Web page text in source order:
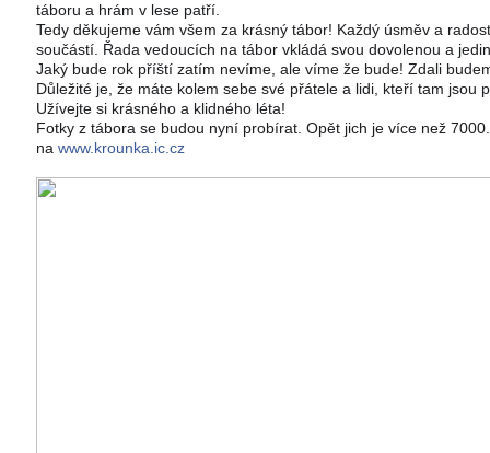
táboru a hrám v lese patří.
Tedy děkujeme vám všem za krásný tábor! Každý úsměv a
součástí. Řada vedoucích na tábor vkládá svou dovolenou a
Jaký bude rok příští zatím nevíme, ale víme že bude! Zdali
Důležité je, že máte kolem sebe své přátele a lidi, kteří tam jsou
Užívejte si krásného a klidného léta!
Fotky z tábora se budou nyní probírat. Opět jich je více než
na www.krounka.ic.cz